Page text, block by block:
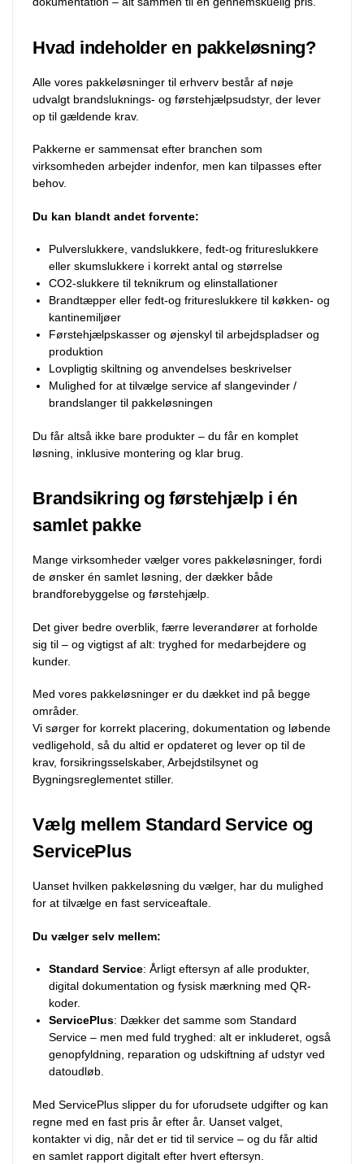
Hvad indeholder en pakkeløsning?
Alle vores pakkeløsninger til erhverv består af nøje
udvalgt brandsluknings- og førstehjælpsudstyr, der lever
op til gældende krav.
Pakkerne er sammensat efter branchen som
virksomheden arbejder indenfor, men kan tilpasses efter
behov.
Du kan blandt andet forvente:
Pulverslukkere, vandslukkere, fedt-og fritureslukkere
eller skumslukkere i korrekt antal og størrelse
CO2-slukkere til teknikrum og elinstallationer
Brandtæpper eller fedt-og fritureslukkere til køkken- og
kantinemiljøer
Førstehjælpskasser og øjenskyl til arbejdspladser og
produktion
Lovpligtig skiltning og anvendelses beskrivelser
Mulighed for at tilvælge service af slangevinder /
brandslanger til pakkeløsningen
Du får altså ikke bare produkter – du får en komplet
løsning, inklusive montering og klar brug.
Brandsikring og førstehjælp i én
samlet pakke
Mange virksomheder vælger vores pakkeløsninger, fordi
de ønsker én samlet løsning, der dækker både
brandforebyggelse og førstehjælp.
Det giver bedre overblik, færre leverandører at forholde
sig til – og vigtigst af alt: tryghed for medarbejdere og
kunder.
Med vores pakkeløsninger er du dækket ind på begge
områder.
Vi sørger for korrekt placering, dokumentation og løbende
vedligehold, så du altid er opdateret og lever op til de
krav, forsikringsselskaber, Arbejdstilsynet og
Bygningsreglementet stiller.
Vælg mellem Standard Service og
ServicePlus
Uanset hvilken pakkeløsning du vælger, har du mulighed
for at tilvælge en fast serviceaftale.
Du vælger selv mellem:
Standard Service: Årligt eftersyn af alle produkter,
digital dokumentation og fysisk mærkning med QR-
koder.
ServicePlus: Dækker det samme som Standard
Service – men med fuld tryghed: alt er inkluderet, også
genopfyldning, reparation og udskiftning af udstyr ved
datoudløb.
Med ServicePlus slipper du for uforudsete udgifter og kan
regne med en fast pris år efter år. Uanset valget,
kontakter vi dig, når det er tid til service – og du får altid
en samlet rapport digitalt efter hvert eftersyn.